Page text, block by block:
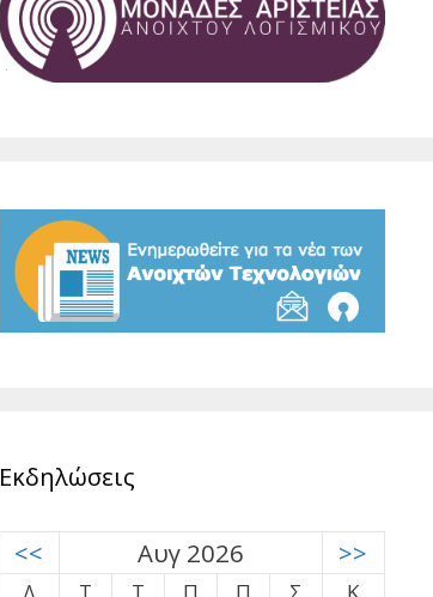
Εκδηλώσεις
<< Αυγ 2026 >>